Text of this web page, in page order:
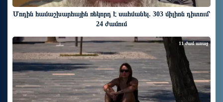
Մոդին համաշխարհային ռեկորդ է սահմանել. 303 միլիոն դիտում՝
24 ժամում
11 ժամ առաջ